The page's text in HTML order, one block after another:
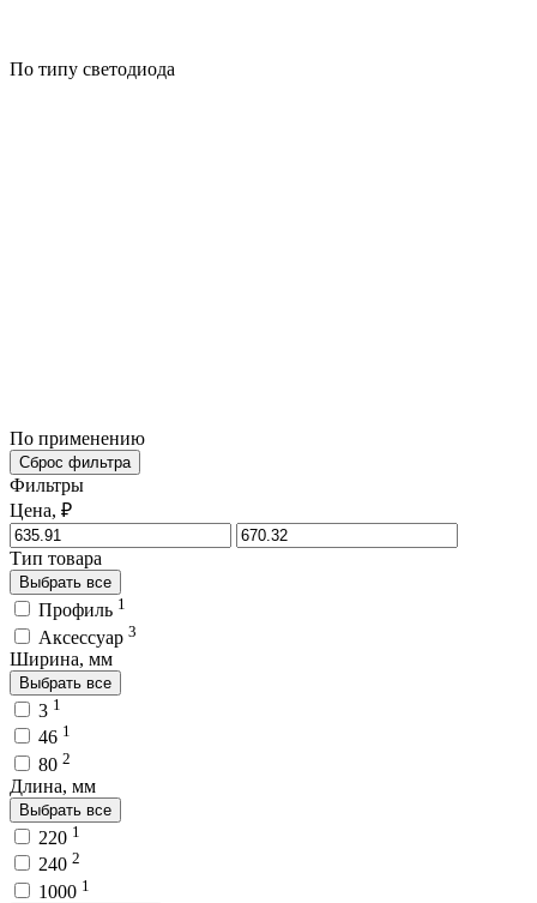
По типу светодиода
По применению
Сброс фильтра
Фильтры
Цена, ₽
Тип товара
Выбрать все
Профиль 1
Аксессуар 3
Ширина, мм
Выбрать все
3 1
46 1
80 2
Длина, мм
Выбрать все
220 1
240 2
1000 1